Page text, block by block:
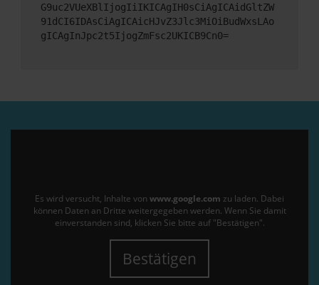
G9uc2VUeXBlIjogIiIKICAgIH0sCiAgICAidGltZW
91dCI6IDAsCiAgICAicHJvZ3Jlc3MiOiBudWxsLAo
gICAgInJpc2t5IjogZmFsc2UKICB9Cn0=
Es wird versucht, Inhalte von www.google.com zu laden. Dabei
können Daten an Dritte weitergegeben werden. Wenn Sie damit
einverstanden sind, klicken Sie bitte auf "Bestätigen".
Bestätigen